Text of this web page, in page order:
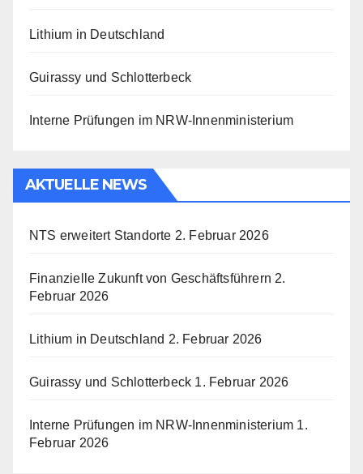
Lithium in Deutschland
Guirassy und Schlotterbeck
Interne Prüfungen im NRW-Innenministerium
AKTUELLE NEWS
NTS erweitert Standorte 2. Februar 2026
Finanzielle Zukunft von Geschäftsführern 2.
Februar 2026
Lithium in Deutschland 2. Februar 2026
Guirassy und Schlotterbeck 1. Februar 2026
Interne Prüfungen im NRW-Innenministerium 1.
Februar 2026